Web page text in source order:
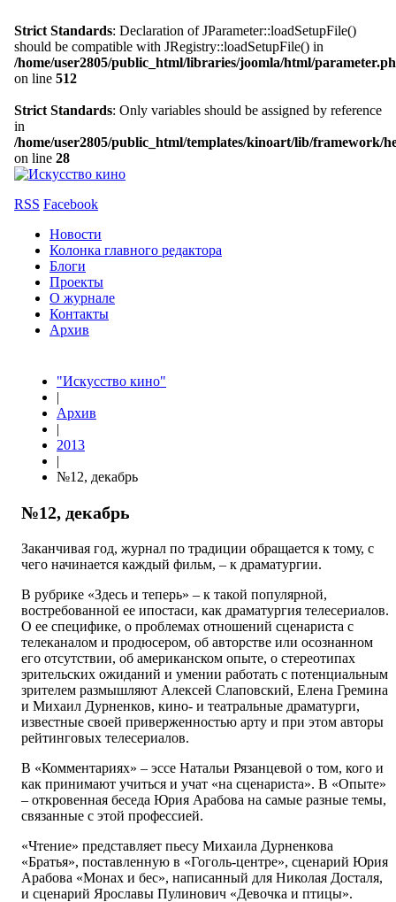
Strict Standards: Declaration of JParameter::loadSetupFile()
should be compatible with JRegistry::loadSetupFile() in
/home/user2805/public_html/libraries/joomla/html/
on line 512
Strict Standards: Only variables should be assigned by reference
in
/home/user2805/public_html/templates/kinoart/lib/framework/
on line 28
RSS Facebook
Новости
Колонка главного редактора
Блоги
Проекты
О журнале
Контакты
Архив
"Искусство кино"
|
Архив
|
2013
|
№12, декабрь
№12, декабрь
Заканчивая год, журнал по традиции обращается к тому, с
чего начинается каждый фильм, – к драматургии.
В рубрике «Здесь и теперь» – к такой популярной,
востребованной ее ипостаси, как драматургия телесериалов.
О ее специфике, о проблемах отношений сценариста с
телеканалом и продюсером, об авторстве или осознанном
его отсутствии, об американском опыте, о стереотипах
зрительских ожиданий и умении работать с потенциальным
зрителем размышляют Алексей Слаповский, Елена Гремина
и Михаил Дурненков, кино- и театральные драматурги,
известные своей приверженностью арту и при этом авторы
рейтинговых телесериалов.
В «Комментариях» – эссе Натальи Рязанцевой о том, кого и
как принимают учиться и учат «на сценариста». В «Опыте»
– откровенная беседа Юрия Арабова на самые разные темы,
связанные с этой профессией.
«Чтение» представляет пьесу Михаила Дурненкова
«Братья», поставленную в «Гоголь-центре», сценарий Юрия
Арабова «Монах и бес», написанный для Николая Досталя,
и сценарий Ярославы Пулинович «Девочка и птицы».